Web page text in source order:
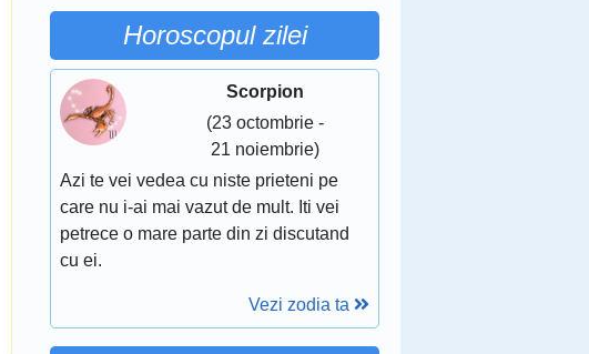
Horoscopul zilei
Scorpion
(23 octombrie -
21 noiembrie)
Azi te vei vedea cu niste prieteni pe
care nu i-ai mai vazut de mult. Iti vei
petrece o mare parte din zi discutand
cu ei.
Vezi zodia ta